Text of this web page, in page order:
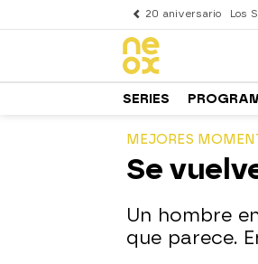
20 aniversario Los
SERIES
MEJORES
Se
Un hombre
que parece.